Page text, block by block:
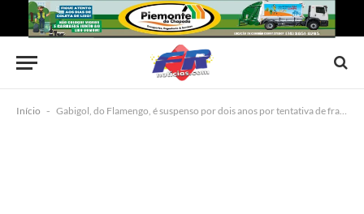
Início - Gabigol, do Flamengo, é suspenso por dois anos por tentativa de fraude em exame antidoping